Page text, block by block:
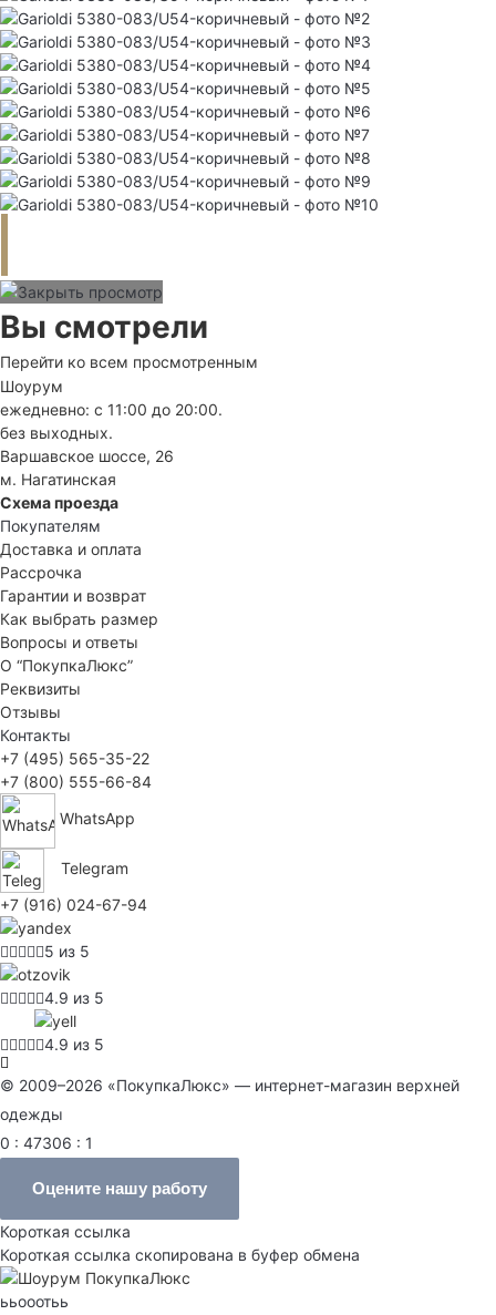
Вы смотрели
Перейти ко всем просмотренным
Шоурум
ежедневно: с 11:00 до 20:00.
без выходных.
Варшавское шоссе, 26
м. Нагатинская
Схема проезда
Покупателям
Доставка и оплата
Рассрочка
Гарантии и возврат
Как выбрать размер
Вопросы и ответы
О “ПокупкаЛюкс”
Реквизиты
Отзывы
Контакты
+7 (495) 565-35-22
+7 (800) 555-66-84
WhatsApp
Telegram
+7 (916) 024-67-94
5 из 5
4.9 из 5
4.9 из 5
© 2009–2026 «ПокупкаЛюкс» — интернет-магазин верхней
одежды
0 : 47306 : 1
Оцените нашу работу
Короткая ссылка
Короткая ссылка скопирована в буфер обмена
ььооотьь